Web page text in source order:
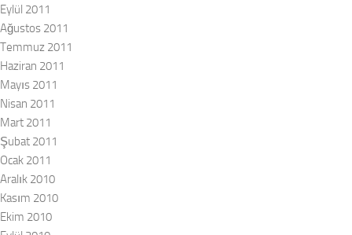
Eylül 2011
Ağustos 2011
Temmuz 2011
Haziran 2011
Mayıs 2011
Nisan 2011
Mart 2011
Şubat 2011
Ocak 2011
Aralık 2010
Kasım 2010
Ekim 2010